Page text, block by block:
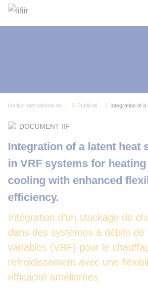
Publications
DOCUMENT IIF
Intégration d'un stockage de
dans des systèmes à débits de
variables (VRF) pour le
refroidissement avec une
efficacité améliorées.
Integration of a latent heat
in VRF systems for heating
cooling with enhanced
efficiency.